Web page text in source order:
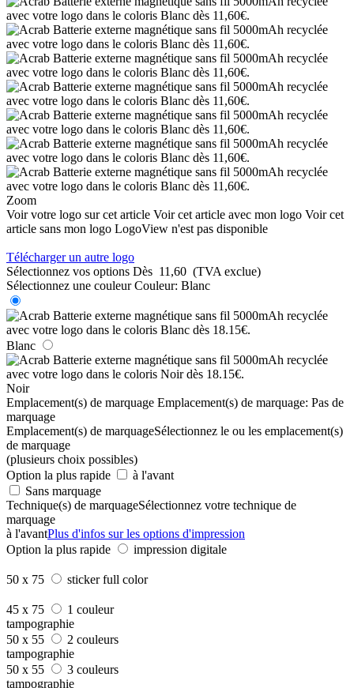
Zoom
Voir votre logo sur cet article Voir cet article avec mon logo Voir cet
article sans mon logo LogoView n'est pas disponible
Télécharger un autre logo
Sélectionnez vos options Dès 11,60 (TVA exclue)
Sélectionnez une couleur Couleur: Blanc
Blanc
Noir
Emplacement(s) de marquage Emplacement(s) de marquage: Pas de
marquage
Emplacement(s) de marquageSélectionnez le ou les emplacement(s)
de marquage
(plusieurs choix possibles)
Option la plus rapide
à l'avant
Sans marquage
Technique(s) de marquageSélectionnez votre technique de
marquage
à l'avantPlus d'infos sur les options d'impression
Option la plus rapide
impression digitale
50 x 75 sticker full color
45 x 75
1 couleur
tampographie
50 x 55
2 couleurs
tampographie
50 x 55
3 couleurs
tampographie